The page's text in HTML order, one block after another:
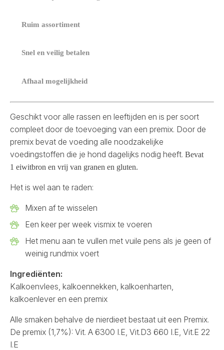
Ruim assortiment
​ Snel en veilig betalen
Afhaal mogelijkheid
Geschikt voor alle rassen en leeftijden en is per soort
compleet door de toevoeging van een premix. Door de
premix bevat de voeding alle noodzakelijke
voedingstoffen die je hond dagelijks nodig heeft. Bevat
1 eiwitbron en vrij van granen en gluten.
Het is wel aan te raden:
Mixen af te wisselen
Een keer per week vismix te voeren
Het menu aan te vullen met vuile pens als je geen of
weinig rundmix voert
Ingrediënten:
Kalkoenvlees, kalkoennekken, kalkoenharten,
kalkoenlever en een premix
Alle smaken behalve de nierdieet bestaat uit een Premix.
De premix (1,7%): Vit. A 6300 I.E, Vit.D3 660 I.E, Vit.E 22
I.E